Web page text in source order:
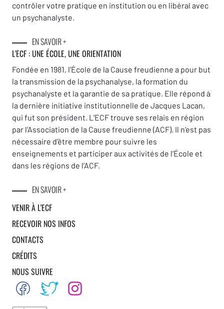
contrôler votre pratique en institution ou en libéral avec
un psychanalyste.
EN SAVOIR +
L'ECF : UNE ÉCOLE, UNE ORIENTATION
Fondée en 1981, l’École de la Cause freudienne a pour but
la transmission de la psychanalyse, la formation du
psychanalyste et la garantie de sa pratique. Elle répond à
la dernière initiative institutionnelle de Jacques Lacan,
qui fut son président. L’ECF trouve ses relais en région
par l’Association de la Cause freudienne (ACF). Il n’est pas
nécessaire d’être membre pour suivre les
enseignements et participer aux activités de l’École et
dans les régions de l’ACF.
EN SAVOIR +
VENIR À L’ECF
RECEVOIR NOS INFOS
CONTACTS
CRÉDITS
NOUS SUIVRE